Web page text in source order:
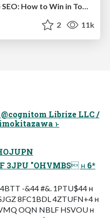
2 11k
Librize LLC /
ͱ
3JPU "OHVMBS ʜ 6*
-&44 #&. 1PTU$44 ʜ
8FC1BDL 4ZTUFN+4 ʜ
OQN NBLF HSVOU ʜ